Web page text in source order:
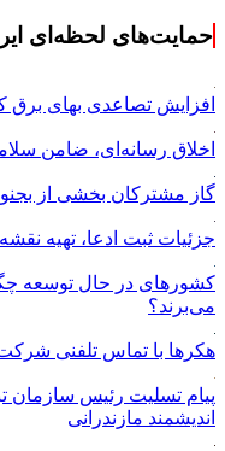
حمایت‌های لحظه‌ای
افزایش تصاعدی بهای
اخلاق رسانه‌ای، ضامن
گاز مشترکان بخشی از بجنورد به مدت ۱۴
جزئیات ثبت ادعا، تهیه نقشه UTM و ارائه مادر سند اعلام شد
کشورهای در حال توسعه
می‌برند؟
هکرها با تماس تلفنی
پیام تسلیت رئیس سازمان
اندیشمند مازندرانی